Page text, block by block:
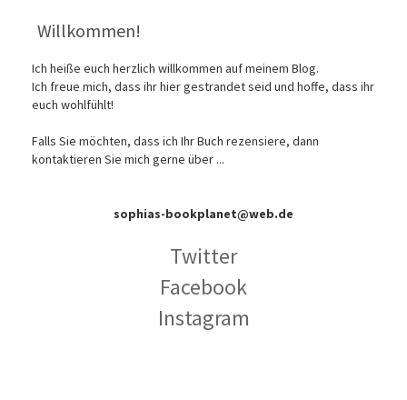
Willkommen!
Ich heiße euch herzlich willkommen auf meinem Blog.
Ich freue mich, dass ihr hier gestrandet seid und hoffe, dass ihr
euch wohlfühlt!
Falls Sie möchten, dass ich Ihr Buch rezensiere, dann
kontaktieren Sie mich gerne über ...
sophias-bookplanet@web.de
Twitter
Facebook
Instagram